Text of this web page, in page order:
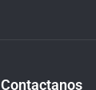
Contactanos